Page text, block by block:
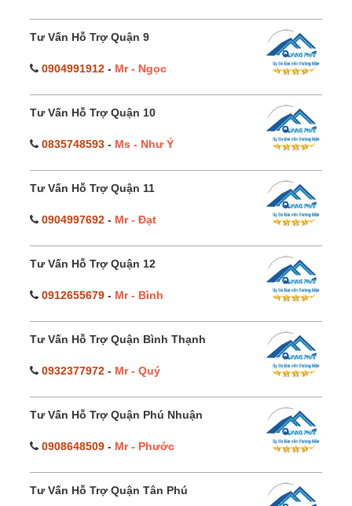
Tư Vấn Hỗ Trợ Quận 9
0904991912 - Mr - Ngọc
Tư Vấn Hỗ Trợ Quận 10
0835748593 - Ms - Như Ý
Tư Vấn Hỗ Trợ Quận 11
0904997692 - Mr - Đạt
Tư Vấn Hỗ Trợ Quận 12
0912655679 - Mr - Bình
Tư Vấn Hỗ Trợ Quận Bình Thạnh
0932377972 - Mr - Quý
Tư Vấn Hỗ Trợ Quận Phú Nhuận
0908648509 - Mr - Phước
Tư Vấn Hỗ Trợ Quận Tân Phú